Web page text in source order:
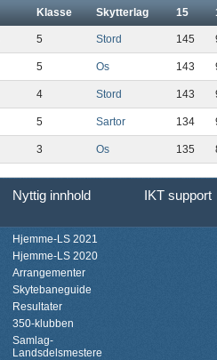
Klasse Skytterlag 15
5 Stord 145
5 Os 143
4 Stord 143
5 Sartor 134
3 Os 135
Nyttig innhold IKT support
Hjemme-LS 2021
Hjemme-LS 2020
Arrangementer
Skytebaneguide
Resultater
350-klubben
Samlag-
Landsdelsmestere